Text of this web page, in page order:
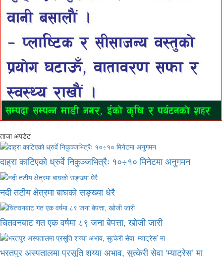
ताजा अपडेट
दाह्रा काटिएको ध्रुर्वे निकुञ्जभित्रैः १०÷१० मिनेटमा अनुगमन
नदी तटीय क्षेत्रमा बाघको सङ्ख्या धेरै
चितवनबाट गत एक वर्षमा ८९ जना बेपत्ता, खोजी जारी
भरतपुर अस्पतालमा प्रसूति शय्या अभाव, सुत्केरी सेवा ‘म्याट्रेस’ मा